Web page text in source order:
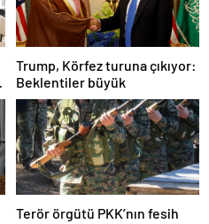
Trump, Körfez turuna çıkıyor:
Beklentiler büyük
Terör örgütü PKK’nın fesih